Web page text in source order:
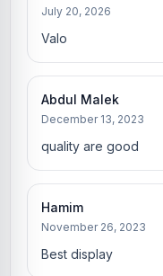
July 20, 2026
Valo
Abdul Malek
December 13, 2023
quality are good
Hamim
November 26, 2023
Best display